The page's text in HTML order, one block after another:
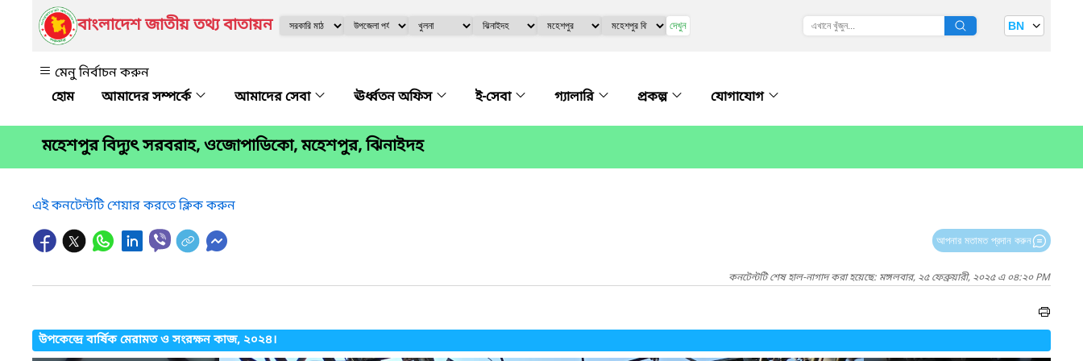
বাংলাদেশ জাতীয় তথ্য বাতায়ন দেখুন BN
মেনু নির্বাচন করুন
আমাদের সম্পর্কে
আমাদের সেবা ঊর্ধ্বতন অফিস ই-সেবা গ্যালারি প্রকল্প যোগাযোগ
মহেশপুর বিদ্যুৎ সরবরাহ, ওজোপাডিকো, মহেশপুর, ঝিনাইদহ
এই কনটেন্টটি শেয়ার করতে ক্লিক করুন
আপনার মতামত প্রদান করুন
কনটেন্টটি শেষ হাল-নাগাদ করা হয়েছে: মঙ্গলবার, ২৫ ফেব্রুয়ারী, ২০২৫ এ ০৪:২০ PM
উপকেন্দ্রে বার্ষিক মেরামত ও সংরক্ষন কাজ, ২০২৪।